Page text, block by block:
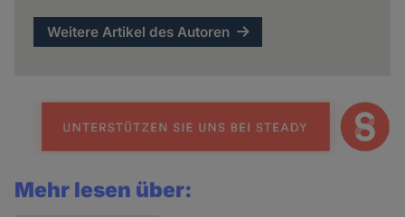
Weitere Artikel des Autoren
Mehr lesen über: